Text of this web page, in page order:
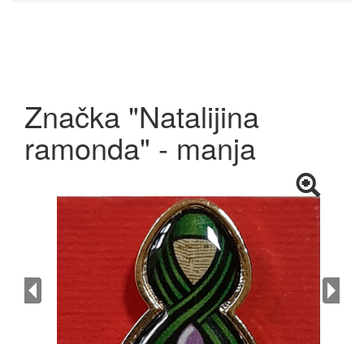
Značka "Natalijina
ramonda" - manja